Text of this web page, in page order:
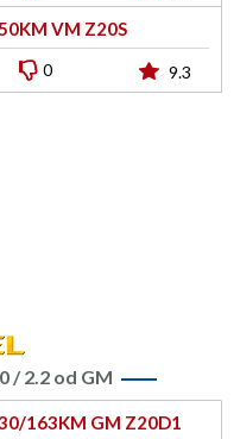
VM Z20S
0 9.3
/ 2.2 od GM
163KM GM Z20D1